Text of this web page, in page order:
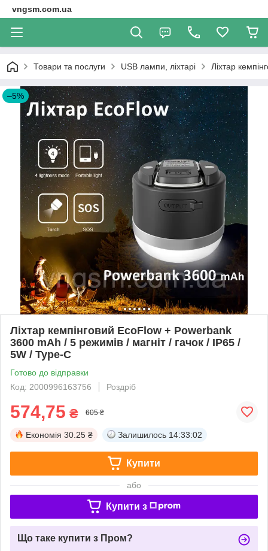
vngsm.com.ua
Товари та послуги USB лампи, ліхтарі Ліхтар
–5%
Ліхтар кемпінговий EcoFlow + Powerbank
3600 mAh / 5 режимів / магніт / гачок / IP65 /
5W / Type-C
Готово до відправки
Код: 2000996163756
Роздріб
574,75 ₴ 605 ₴
Економія 30.25 ₴ Залишилось 14:33:01
Купити
або
Купити з
Що таке купити з Пром?